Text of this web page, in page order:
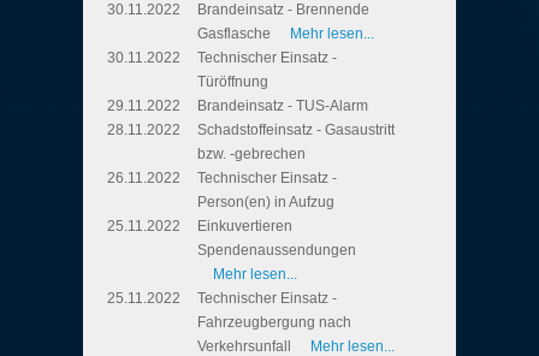
30.11.2022
Brandeinsatz - Brennende
Gasflasche
Mehr lesen...
30.11.2022
Technischer Einsatz -
Türöffnung
29.11.2022
Brandeinsatz - TUS-Alarm
28.11.2022
Schadstoffeinsatz - Gasaustritt
bzw. -gebrechen
26.11.2022
Technischer Einsatz -
Person(en) in Aufzug
25.11.2022
Einkuvertieren
Spendenaussendungen
Mehr lesen...
25.11.2022
Technischer Einsatz -
Fahrzeugbergung nach
Verkehrsunfall
Mehr lesen...